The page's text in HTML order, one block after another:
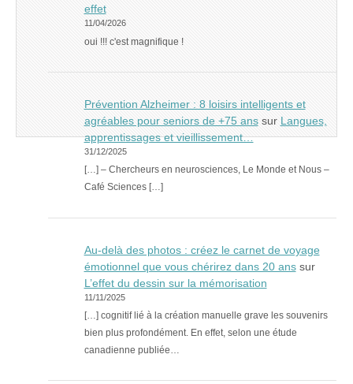
effet
11/04/2026
oui !!! c'est magnifique !
Prévention Alzheimer : 8 loisirs intelligents et
agréables pour seniors de +75 anssur Langues,
apprentissages et vieillissement…
31/12/2025
[…] – Chercheurs en neurosciences, Le Monde et Nous –
Café Sciences […]
Au-delà des photos : créez le carnet de voyage
émotionnel que vous chérirez dans 20 anssur
L’effet du dessin sur la mémorisation
11/11/2025
[…] cognitif lié à la création manuelle grave les souvenirs
bien plus profondément. En effet, selon une étude
canadienne publiée…